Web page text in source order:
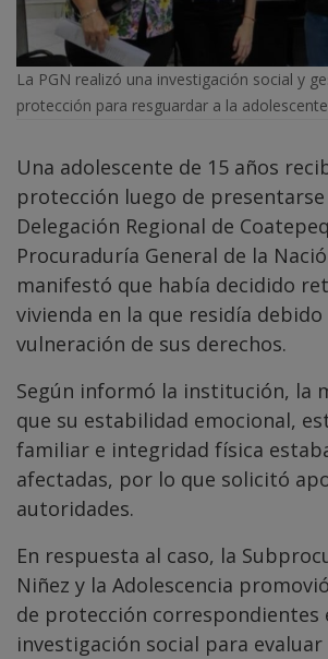
La PGN realizó una investigación social y
protección para resguardar a la
Una adolescente de 15 años
protección luego de presentarse
Delegación Regional de
Procuraduría General de la
manifestó que había decidido
vivienda en la que residía debido
vulneración de sus derechos.
Según informó la institución, la
que su estabilidad emocional,
familiar e integridad física
afectadas, por lo que solicitó
autoridades.
En respuesta al caso, la
Niñez y la Adolescencia
de protección correspondientes
investigación social para